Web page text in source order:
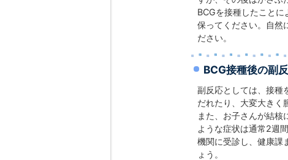
BCGを接種したこと
保ってください。自然
ださい。
BCG接種後の副
副反応としては、接種
だれたり、大変大きく
また、お子さんが結
ような症状は通常2週
機関に受診し、健康課
ょう。